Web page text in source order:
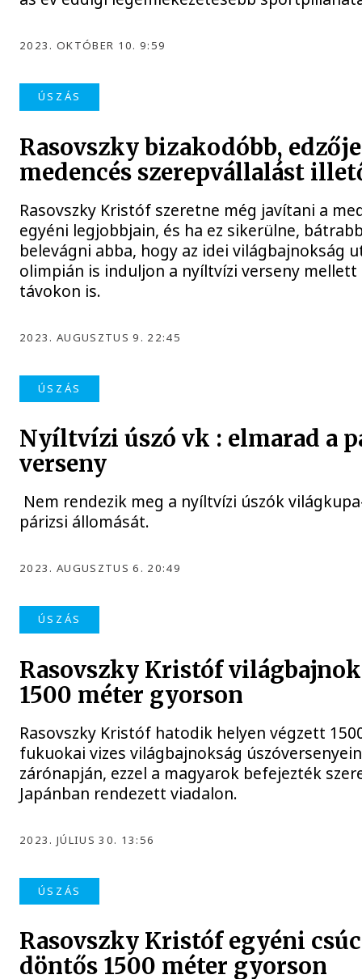
2023. OKTÓBER 10. 9:59
ÚSZÁS
Rasovszky bizakodóbb,
medencés szerepvállalást
Rasovszky Kristóf szeretne még javítani a
egyéni legjobbjain, és ha ez sikerülne,
belevágni abba, hogy az idei világbajnokság
olimpián is induljon a nyíltvízi verseny mellett
távokon is.
2023. AUGUSZTUS 9. 22:45
ÚSZÁS
Nyíltvízi úszó vk : elmarad a
verseny
Nem rendezik meg a nyíltvízi úszók
párizsi állomását.
2023. AUGUSZTUS 6. 20:49
ÚSZÁS
Rasovszky Kristóf
1500 méter gyorson
Rasovszky Kristóf hatodik helyen végzett
fukuokai vizes világbajnokság
zárónapján, ezzel a magyarok befejezték
Japánban rendezett viadalon.
2023. JÚLIUS 30. 13:56
ÚSZÁS
Rasovszky Kristóf egyéni
döntős 1500 méter gyorson